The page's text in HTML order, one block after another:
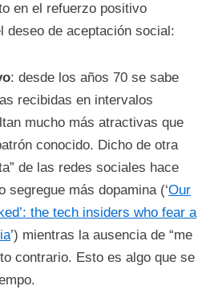
en el refuerzo positivo
deseo de aceptación social:
: desde los años 70 se sabe
recibidas en intervalos
mucho más atractivas que
conocido. Dicho de otra
de las redes sociales hace
segregue más dopamina (‘Our
the tech insiders who fear a
’) mientras la ausencia de “me
contrario. Esto es algo que se